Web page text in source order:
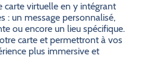
carte virtuelle en y intégrant
: un message personnalisé,
ou encore un lieu spécifique.
carte et permettront à vos
plus immersive et